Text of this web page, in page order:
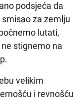
podsjeća da
za zemlju
lutati,
stignemo na
velikim
i revnošću